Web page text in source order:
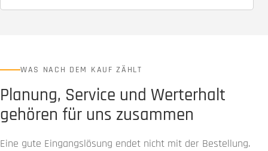
WAS NACH DEM KAUF ZÄHLT
Planung, Service und Werterhalt
gehören für uns zusammen
Eine gute Eingangslösung endet nicht mit der Bestellung.